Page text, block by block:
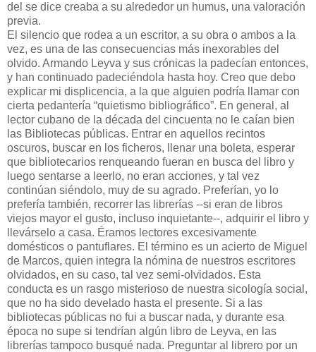
del se dice creaba a su alrededor un humus, una valoración
previa.
El silencio que rodea a un escritor, a su obra o ambos a la
vez, es una de las consecuencias más inexorables del
olvido. Armando Leyva y sus crónicas la padecían entonces,
y han continuado padeciéndola hasta hoy. Creo que debo
explicar mi displicencia, a la que alguien podría llamar con
cierta pedantería “quietismo bibliográfico”. En general, al
lector cubano de la década del cincuenta no le caían bien
las Bibliotecas públicas. Entrar en aquellos recintos
oscuros, buscar en los ficheros, llenar una boleta, esperar
que bibliotecarios renqueando fueran en busca del libro y
luego sentarse a leerlo, no eran acciones, y tal vez
continúan siéndolo, muy de su agrado. Preferían, yo lo
prefería también, recorrer las librerías --si eran de libros
viejos mayor el gusto, incluso inquietante--, adquirir el libro y
llevárselo a casa. Éramos lectores excesivamente
domésticos o pantuflares. El término es un acierto de Miguel
de Marcos, quien integra la nómina de nuestros escritores
olvidados, en su caso, tal vez semi-olvidados. Esta
conducta es un rasgo misterioso de nuestra sicología social,
que no ha sido develado hasta el presente. Si a las
bibliotecas públicas no fui a buscar nada, y durante esa
época no supe si tendrían algún libro de Leyva, en las
librerías tampoco busqué nada. Preguntar al librero por un